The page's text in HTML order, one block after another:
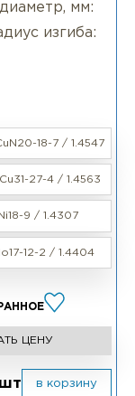
мм:
изгиба:
18-7 / 1.4547
27-4 / 1.4563
9 / 1.4307
12-2 / 1.4404
ЦЕНУ
шт в корзину